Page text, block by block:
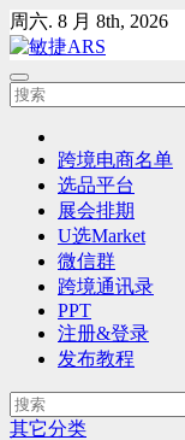
Skip
to
content
周六. 8 月 8th, 2026
跨境电商名单
选品平台
展会排期
U选Market
微信群
跨境通讯录
PPT
注册&登录
发布教程
其它分类